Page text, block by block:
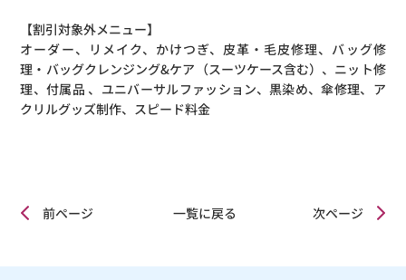
【割引対象外メニュー】
オーダー、リメイク、かけつぎ、皮革・毛皮修理、バッグ修
理・バッグクレンジング&ケア（スーツケース含む）、ニット修
理、付属品 、ユニバーサルファッション、黒染め、傘修理、ア
クリルグッズ制作、スピード料金
前ページ 一覧に戻る 次ページ